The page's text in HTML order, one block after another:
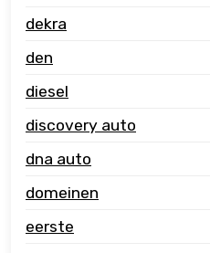
dekra
den
diesel
discovery auto
dna auto
domeinen
eerste